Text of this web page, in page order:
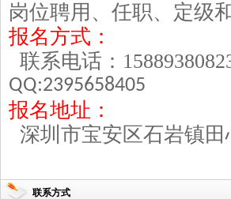
岗位聘用、任职、定级
报名方式：
联系电话：
QQ:2395658405
报名地址：
深圳市宝安区石岩镇
联系方式